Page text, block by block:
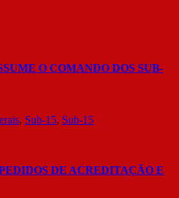
O COMANDO DOS SUB-
, Sub-15, Sub-15
DE ACREDITAÇÃO E